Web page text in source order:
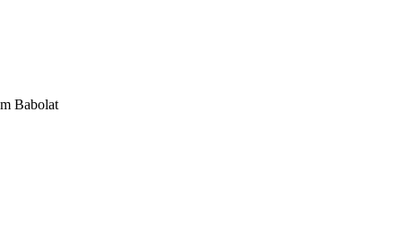
Babolat